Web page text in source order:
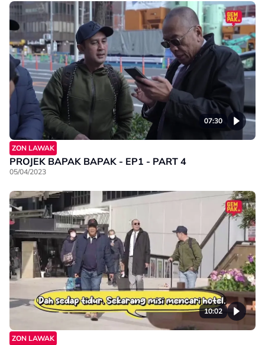
07:30
ZON LAWAK
PROJEK BAPAK BAPAK - EP1 - PART 4
05/04/2023
10:02
ZON LAWAK